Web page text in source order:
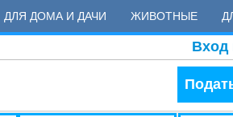
ДЛЯ ДОМА И ДАЧИ ЖИВОТНЫЕ
Вход